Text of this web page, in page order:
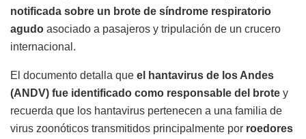
notificada sobre un brote de síndrome respiratorio
agudo asociado a pasajeros y tripulación de un crucero
internacional.
El documento detalla que el hantavirus de los Andes
(ANDV) fue identificado como responsable del brote y
recuerda que los hantavirus pertenecen a una familia de
virus zoonóticos transmitidos principalmente por roedores